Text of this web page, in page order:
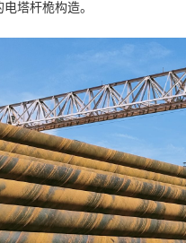
塔杆桅构造。